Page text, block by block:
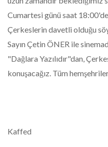
Cumartesi günü saat
Çerkeslerin davetli olduğu
Sayın Çetin ÖNER ile
"Dağlara Yazılıdır"dan,
konuşacağız. Tüm
Kaffed